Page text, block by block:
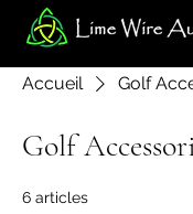
Accueil Golf
Golf
6 articles